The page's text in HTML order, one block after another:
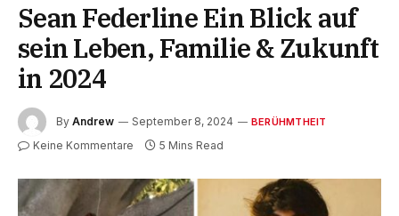
Sean Federline Ein Blick auf
sein Leben, Familie & Zukunft
in 2024
By Andrew September 8, 2024 BERÜHMTHEIT
Keine Kommentare 5 Mins Read